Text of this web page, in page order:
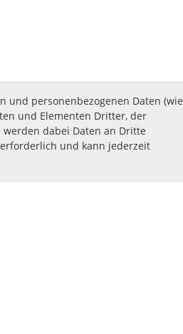
und personenbezogenen Daten (wie
und Elementen Dritter, der
dabei Daten an Dritte
und kann jederzeit